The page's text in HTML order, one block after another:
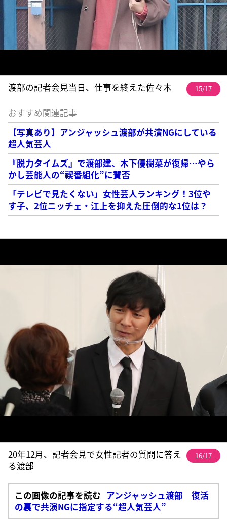
渡部の記者会見当日、仕事を終えた佐々木 15/17
おすすめ関連記事
【写真あり】アンジャッシュ渡部が共演NGにしている
超人気芸人
『脱力タイムズ』で渡部建、木下優樹菜が復帰…やら
かし芸能人の“禊番組化”に賛否
「テレビで見たくない」女性芸人ランキング！3位や
す子、2位ニッチェ・江上を抑えた圧倒的な1位は？
20年12月、記者会見で女性記者の質問に答え
る渡部
16/17
この画像の記事を読む アンジャッシュ渡部 復活
の裏で共演NGに指定する“超人気芸人”